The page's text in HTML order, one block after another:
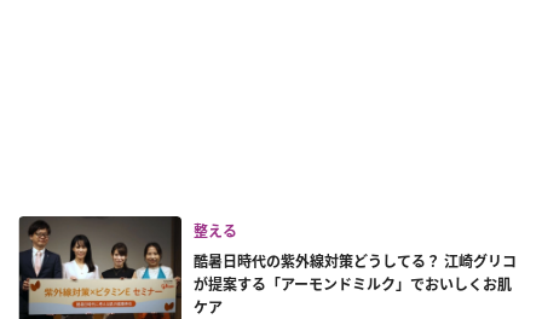
整える
酷暑日時代の紫外線対策どうしてる？ 江崎グリコ
が提案する「アーモンドミルク」でおいしくお肌
ケア